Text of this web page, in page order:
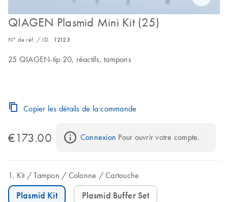
QIAGEN Plasmid Mini Kit (25)
N° de réf. / ID. 12123
25 QIAGEN-tip 20, réactifs, tampons
Copier les détails de la commande
€173.00 Connexion Pour ouvrir votre compte.
Kit Tampon Colonne Cartouche
Plasmid Kit
Plasmid Buffer Set